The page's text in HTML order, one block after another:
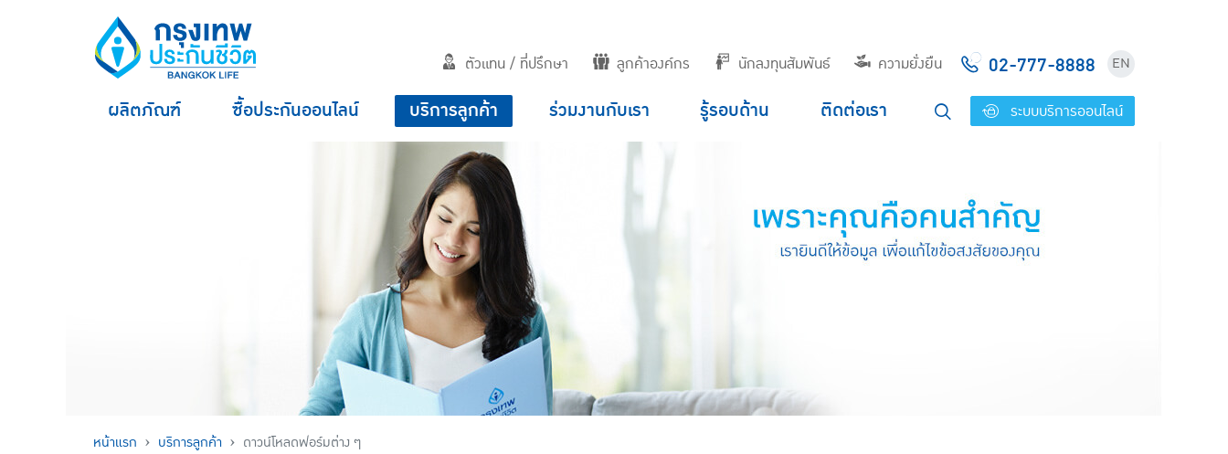
ตัวแทน / ที่ปรึกษา ลูกค้าองค์กร นักลงทุนสัมพันธ์ ความยั่งยืน 02-777-8888 EN
ผลิตภัณฑ์ ซื้อประกันออนไลน์ บริการลูกค้า ร่วมงานกับเรา รู้รอบด้าน ติดต่อเรา ระบบบริการออนไลน์
หน้าแรก บริการลูกค้า ดาวน์โหลดฟอร์มต่าง ๆ